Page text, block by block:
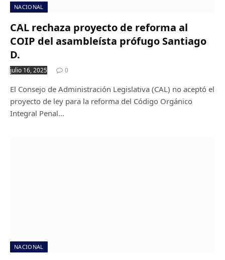
NACIONAL
CAL rechaza proyecto de reforma al
COIP del asambleísta prófugo Santiago
D.
julio 16, 2025 0
El Consejo de Administración Legislativa (CAL) no aceptó el
proyecto de ley para la reforma del Código Orgánico
Integral Penal…
NACIONAL